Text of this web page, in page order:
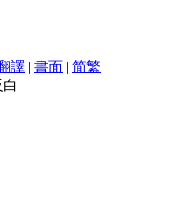
譯 | 書面 | 简繁